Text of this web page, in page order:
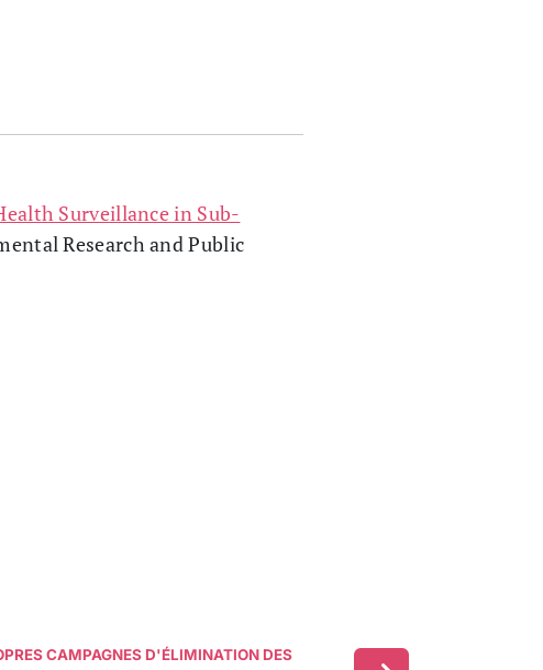
Surveillance in Sub-
Research and Public
CAMPAGNES D'ÉLIMINATION DES